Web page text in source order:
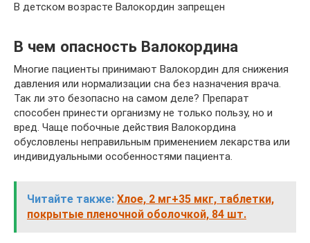
В детском возрасте Валокордин запрещен
В чем опасность Валокордина
Многие пациенты принимают Валокордин для снижения
давления или нормализации сна без назначения врача.
Так ли это безопасно на самом деле? Препарат
способен принести организму не только пользу, но и
вред. Чаще побочные действия Валокордина
обусловлены неправильным применением лекарства или
индивидуальными особенностями пациента.
Читайте также: Хлое, 2 мг+35 мкг, таблетки,
покрытые пленочной оболочкой, 84 шт.